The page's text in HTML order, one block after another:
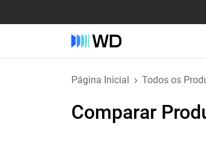
Página Inicial Todos os
Comparar